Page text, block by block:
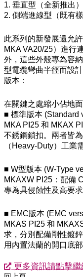
1. 垂直型（全新推出）
2. 側端進線型（既有樣
此系列的新發展還允
MKA VA20/25）進行
外，這些外殼專為容
型電纜彎曲半徑而設
版本：
在關鍵之處縮小佔地面
■ 標準版本 (Standard
MKA PI25 和 MKAX
不銹鋼鎖扣。兩者皆
（Heavy-Duty）工業
■ W型版本 (W-Type
MKAXW PI25：配備
專為具侵蝕性及高要
■ EMC版本 (EMC
MKAS PI25 和
求，分別配備剛性鍍
用內置法蘭的開口底部
更多資訊請點擊